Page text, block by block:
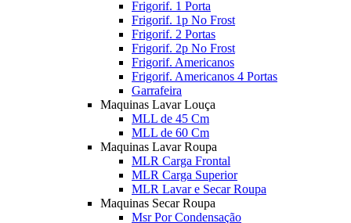
Frigorif. 1 Porta
Frigorif. 1p No Frost
Frigorif. 2 Portas
Frigorif. 2p No Frost
Frigorif. Americanos
Frigorif. Americanos 4 Portas
Garrafeira
Maquinas Lavar Louça
MLL de 45 Cm
MLL de 60 Cm
Maquinas Lavar Roupa
MLR Carga Frontal
MLR Carga Superior
MLR Lavar e Secar Roupa
Maquinas Secar Roupa
Msr Por Condensação